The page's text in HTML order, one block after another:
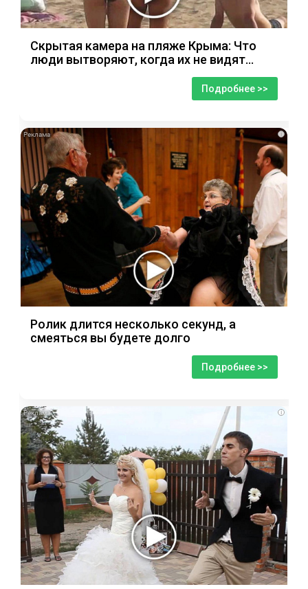
Скрытая камера на пляже Крыма: Что
люди вытворяют, когда их не видят...
Подробнее >>
i
Ролик длится несколько секунд, а
смеяться вы будете долго
Подробнее >>
i